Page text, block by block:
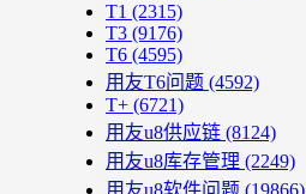
T1 (2315)
T3 (9176)
T6 (4595)
用友T6问题 (4592)
T+ (6721)
用友u8供应链 (8124)
用友u8库存管理 (2249)
用友u8软件问题 (19866)